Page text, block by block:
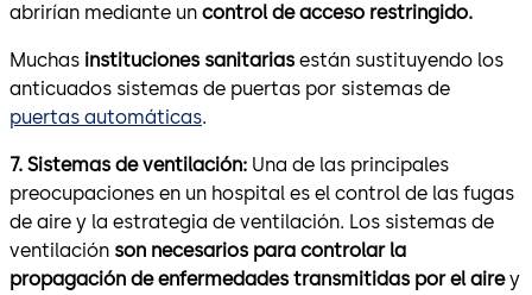
abrirían mediante un control de acceso restringido.
Muchas instituciones sanitarias están sustituyendo los
anticuados sistemas de puertas por sistemas de
puertas automáticas.
7. Sistemas de ventilación: Una de las principales
preocupaciones en un hospital es el control de las fugas
de aire y la estrategia de ventilación. Los sistemas de
ventilación son necesarios para controlar la
propagación de enfermedades transmitidas por el airey